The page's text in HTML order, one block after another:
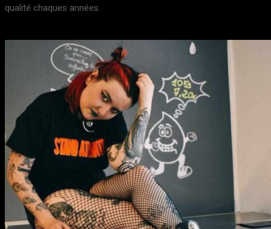
qualité chaques années.